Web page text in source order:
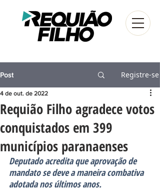
Post Registre-se
Requião Filho agradece votos
conquistados em 399
municípios paranaenses
4 de out. de 2022
Deputado acredita que aprovação de
mandato se deve a maneira combativa
adotada nos últimos anos.